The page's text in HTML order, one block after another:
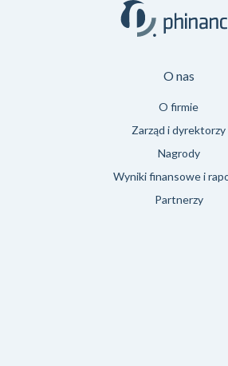
O nas
O firmie
Zarząd i dyrektorzy
Nagrody
Wyniki finansowe i
Partnerzy